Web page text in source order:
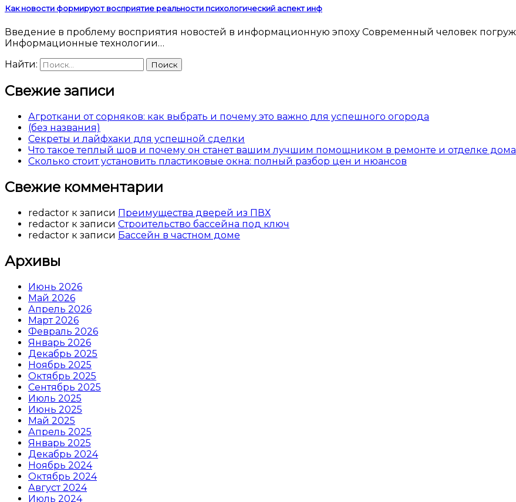
Как новости формируют восприятие реальности психологический аспект инф
Введение в проблему восприятия новостей в информационную эпоху Современный человек погружен в поток новостей 24 часа в сутки.
Информационные технологии…
Найти:
Свежие записи
Агроткани от сорняков: как выбрать и почему это важно для успешного огорода
(без названия)
Секреты и лайфхаки для успешной сделки
Что такое теплый шов и почему он станет вашим лучшим помощником в ремонте и отделке дома
Сколько стоит установить пластиковые окна: полный разбор цен и нюансов
Свежие комментарии
redactor к записи Преимущества дверей из ПВХ
redactor к записи Строительство бассейна под ключ
redactor к записи Бассейн в частном доме
Архивы
Июнь 2026
Май 2026
Апрель 2026
Март 2026
Февраль 2026
Январь 2026
Декабрь 2025
Ноябрь 2025
Октябрь 2025
Сентябрь 2025
Июль 2025
Июнь 2025
Май 2025
Апрель 2025
Январь 2025
Декабрь 2024
Ноябрь 2024
Октябрь 2024
Август 2024
Июль 2024